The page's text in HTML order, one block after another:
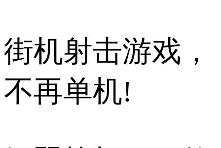
街机射击游戏，
不再单机!